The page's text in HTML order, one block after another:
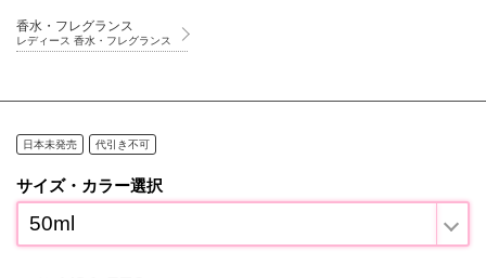
香水・フレグランス
レディース 香水・フレグランス
日本未発売 代引き不可
サイズ・カラー選択
50ml